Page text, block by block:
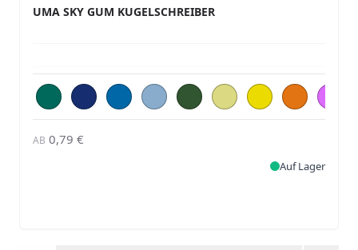
UMA SKY GUM KUGELSCHREIBER
AB 0,79 €
Auf Lager